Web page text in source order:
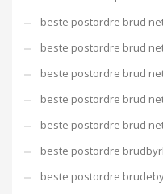
beste postordre brud
beste postordre brud
beste postordre brud
beste postordre brud
beste postordre brud
beste postordre
beste postordre